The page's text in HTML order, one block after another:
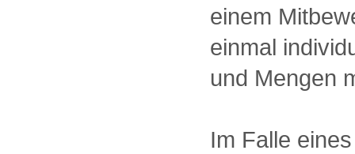
einem
einmal
und Mengen
Im Falle